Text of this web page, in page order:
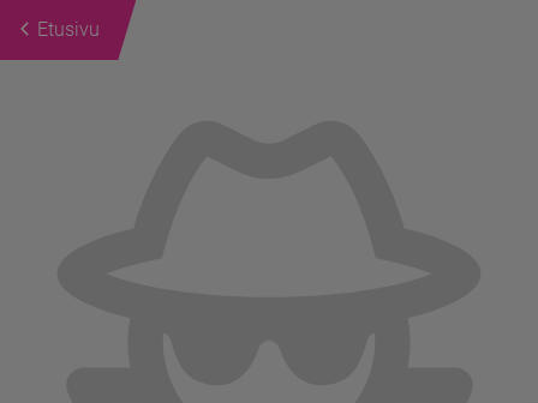
Etusivu